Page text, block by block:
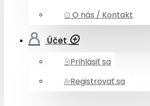
O nás / Kontakt
Účet
Prihlásiť sa
Registrovať sa